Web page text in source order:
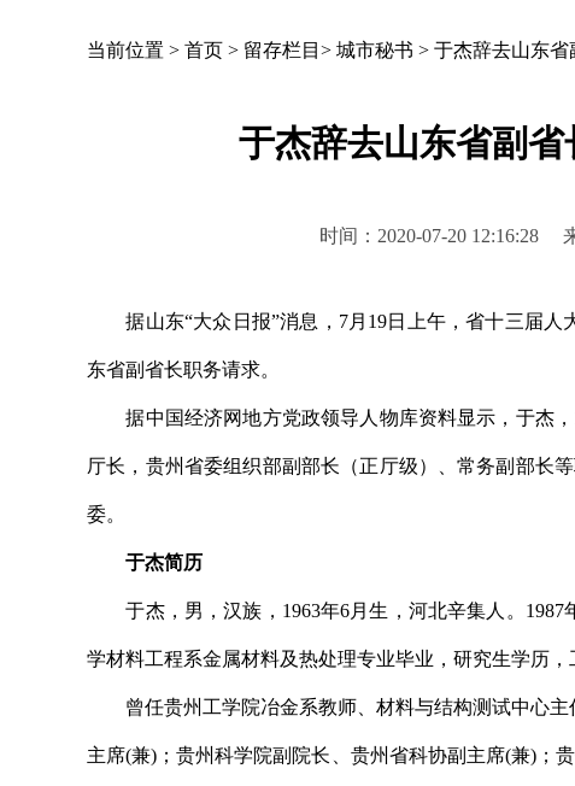
当前位置 > 首页 > 留存栏目 > 城市秘书 > 于杰辞去山东
于杰辞去山东省副
时间：2020-07-20 12:16:28
据山东“大众日报”消息，7月19日上午，省十三届人
东省副省长职务请求。
据中国经济网地方党政领导人物库资料显示，于杰，
厅长，贵州省委组织部副部长（正厅级）、常务副部长
委。
于杰简历
于杰，男，汉族，1963年6月生，河北辛集人。1987
学材料工程系金属材料及热处理专业毕业，研究生学历，
曾任贵州工学院冶金系教师、材料与结构测试中心主
主席(兼)；贵州科学院副院长、贵州省科协副主席(兼)；